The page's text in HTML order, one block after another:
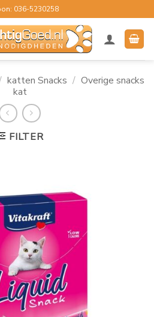
036-5230258
katten Snacks / Overige snacks
kat
FILTER